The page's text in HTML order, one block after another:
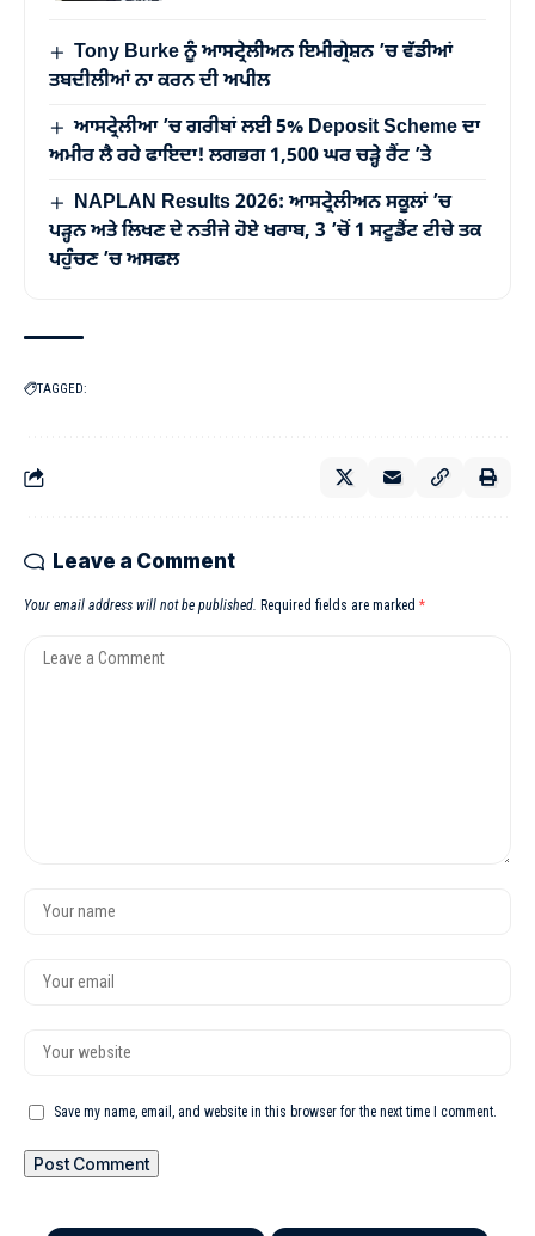
Tony Burke ਨੂੰ ਆਸਟ੍ਰੇਲੀਅਨ ਇਮੀਗ੍ਰੇਸ਼ਨ ’ਚ ਵੱਡੀਆਂ
ਤਬਦੀਲੀਆਂ ਨਾ ਕਰਨ ਦੀ ਅਪੀਲ
ਆਸਟ੍ਰੇਲੀਆ ’ਚ ਗਰੀਬਾਂ ਲਈ 5% Deposit Scheme ਦਾ
ਅਮੀਰ ਲੈ ਰਹੇ ਫਾਇਦਾ! ਲਗਭਗ 1,500 ਘਰ ਚੜ੍ਹੇ ਰੈਂਟ ’ਤੇ
NAPLAN Results 2026: ਆਸਟ੍ਰੇਲੀਅਨ ਸਕੂਲਾਂ ’ਚ
ਪੜ੍ਹਨ ਅਤੇ ਲਿਖਣ ਦੇ ਨਤੀਜੇ ਹੋਏ ਖਰਾਬ, 3 ’ਚੋਂ 1 ਸਟੂਡੈਂਟ ਟੀਚੇ ਤਕ
ਪਹੁੰਚਣ ’ਚ ਅਸਫਲ
TAGGED:
Leave a Comment
Your email address will not be published. Required fields are marked *
Save my name, email, and website in this browser for the next time I comment.